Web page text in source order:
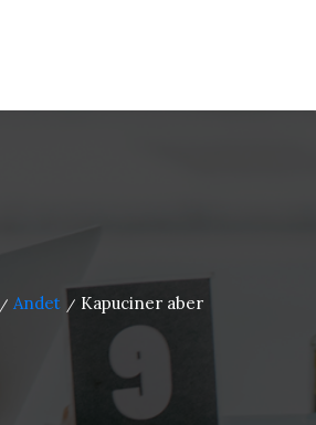
/ Andet / Kapuciner aber